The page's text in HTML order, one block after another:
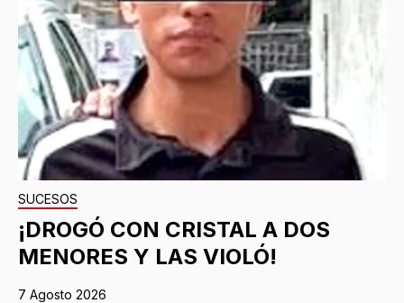
SUCESOS
¡DROGÓ CON CRISTAL A DOS
MENORES Y LAS VIOLÓ!
7 Agosto 2026